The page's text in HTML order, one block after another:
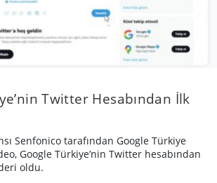
Twitter Hesabından İlk
Senfonico tarafından Google Türkiye
Google Türkiye’nin Twitter hesabından
oldu.